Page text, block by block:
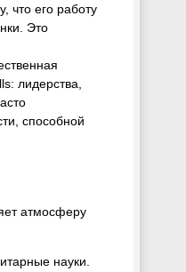
что его работу
Это
лидерства,
способной
атмосферу
науки.